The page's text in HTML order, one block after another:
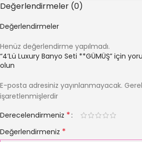
Değerlendirmeler (0)
Değerlendirmeler
Henüz değerlendirme yapılmadı.
“4’Lü Luxury Banyo Seti **GÜMÜŞ” için
olun
E-posta adresiniz yayınlanmayacak.
işaretlenmişlerdir
Derecelendirmeniz *
Değerlendirmeniz *